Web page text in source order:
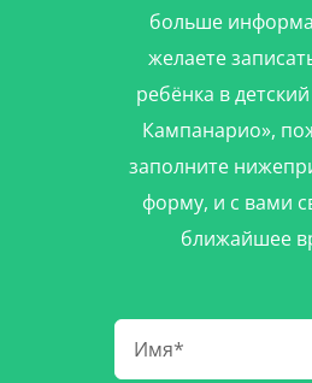
больше
желаете
ребёнка в
Кампанарио»,
заполните
форму, и с вами
ближайшее